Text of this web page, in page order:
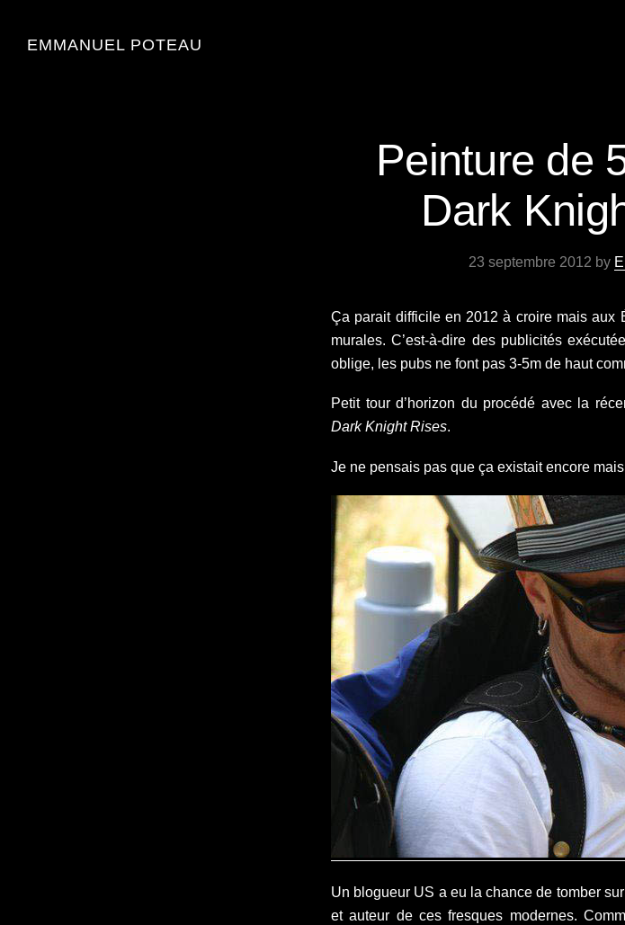
EMMANUEL POTEAU
Peinture de
Dark
23 septembre 2012 by
Ça parait difficile en 2012 à croire mais aux
murales. C’est-à-dire des publicités
oblige, les pubs ne font pas 3-5m de haut
Petit tour d’horizon du procédé avec la
Dark Knight Rises.
Je ne pensais pas que ça existait encore mais
Un blogueur US a eu la chance de tomber sur
et auteur de ces fresques modernes.